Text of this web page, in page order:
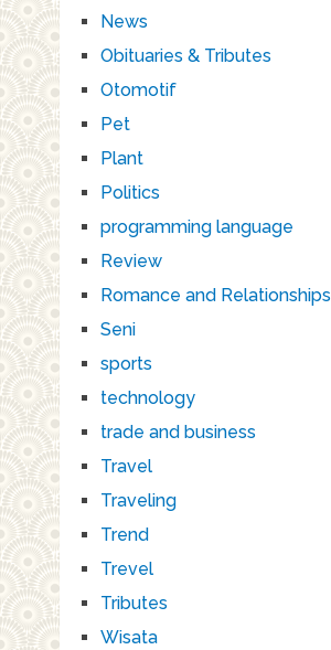
News
Obituaries & Tributes
Otomotif
Pet
Plant
Politics
programming language
Review
Romance and Relationships
Seni
sports
technology
trade and business
Travel
Traveling
Trend
Trevel
Tributes
Wisata